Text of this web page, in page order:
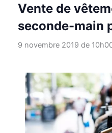
Vente de
seconde-main
9 novembre 2019 de